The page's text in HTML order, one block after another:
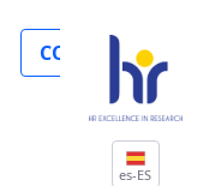
COLABORA
es-ES